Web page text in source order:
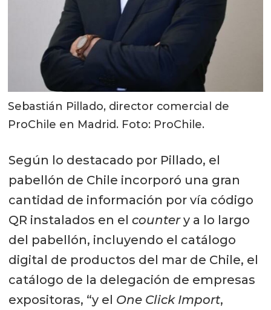
Sebastián Pillado, director comercial de
ProChile en Madrid. Foto: ProChile.
Según lo destacado por Pillado, el
pabellón de Chile incorporó una gran
cantidad de información por vía código
QR instalados en el countery a lo largo
del pabellón, incluyendo el catálogo
digital de productos del mar de Chile, el
catálogo de la delegación de empresas
expositoras, “y el One Click Import,